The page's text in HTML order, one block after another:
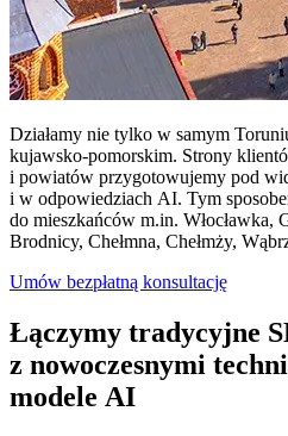
Działamy nie tylko w samym
kujawsko‑pomorskim. Strony
i powiatów przygotowujemy pod
i w odpowiedziach AI. Tym
do mieszkańców m.in. Włocławka,
Brodnicy, Chełmna, Chełmży,
Umów bezpłatną konsultację
Łączymy tradycyjne
z nowoczesnymi
modele AI